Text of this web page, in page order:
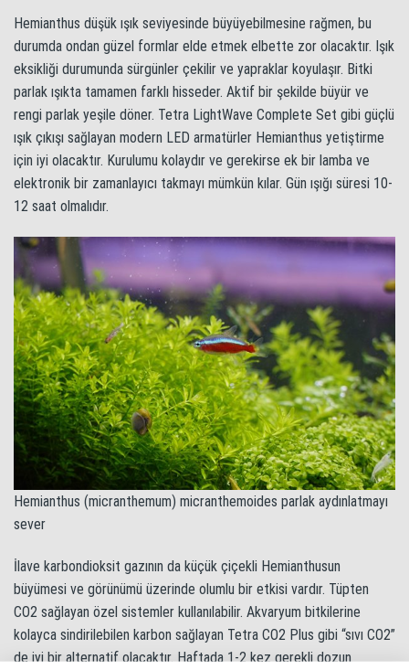
Hemianthus düşük ışık seviyesinde büyüyebilmesine rağmen, bu
durumda ondan güzel formlar elde etmek elbette zor olacaktır. Işık
eksikliği durumunda sürgünler çekilir ve yapraklar koyulaşır. Bitki
parlak ışıkta tamamen farklı hisseder. Aktif bir şekilde büyür ve
rengi parlak yeşile döner. Tetra LightWave Complete Set gibi güçlü
ışık çıkışı sağlayan modern LED armatürler Hemianthus yetiştirme
için iyi olacaktır. Kurulumu kolaydır ve gerekirse ek bir lamba ve
elektronik bir zamanlayıcı takmayı mümkün kılar. Gün ışığı süresi 10-
12 saat olmalıdır.
Hemianthus (micranthemum) micranthemoides parlak aydınlatmayı
sever
İlave karbondioksit gazının da küçük çiçekli Hemianthusun
büyümesi ve görünümü üzerinde olumlu bir etkisi vardır. Tüpten
CO2 sağlayan özel sistemler kullanılabilir. Akvaryum bitkilerine
kolayca sindirilebilen karbon sağlayan Tetra CO2 Plus gibi “sıvı CO2”
de iyi bir alternatif olacaktır. Haftada 1-2 kez gerekli dozun